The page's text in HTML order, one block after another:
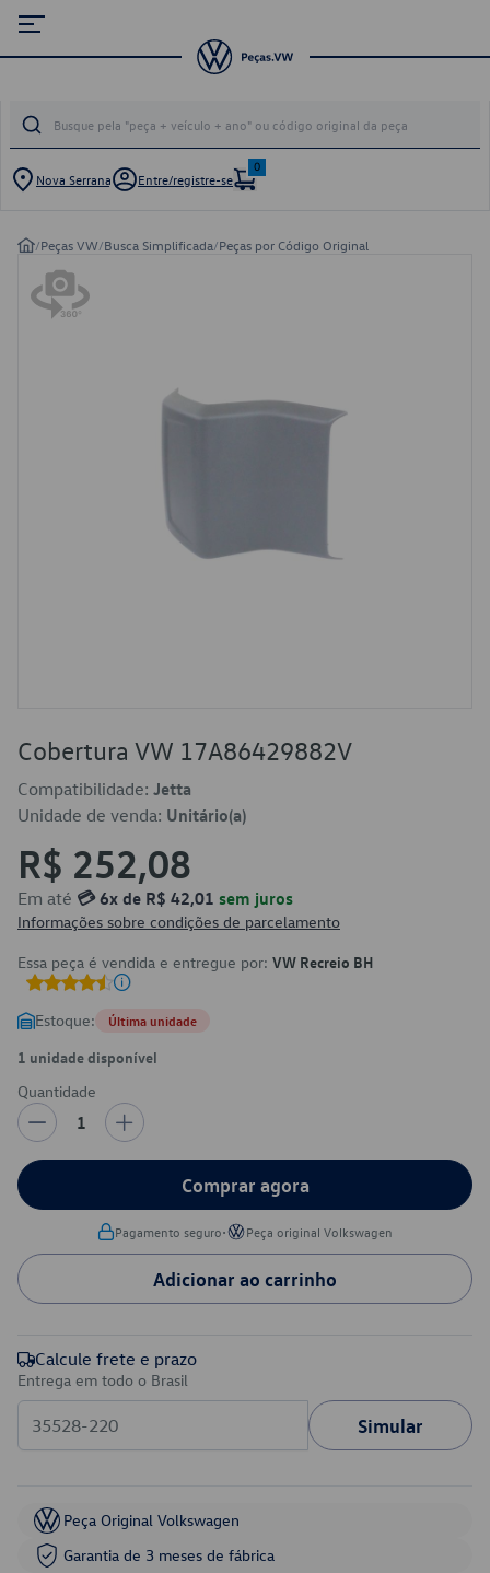
Nova Serrana Entre/registre-se
0
/Peças VW/Busca Simplificada/Peças por Código Original
Cobertura VW 17A86429882V
Compatibilidade: Jetta
Unidade de venda: Unitário(a)
R$ 252,08
Em até 💳 6x de R$ 42,01 sem juros
Informações sobre condições de parcelamento
Essa peça é vendida e entregue por: VW Recreio BH
Estoque: Última unidade
1 unidade disponível
Quantidade
1
Comprar agora
Pagamento seguro• Peça original Volkswagen
Adicionar ao carrinho
Calcule frete e prazo
Entrega em todo o Brasil
Simular
Peça Original Volkswagen
Garantia de 3 meses de fábrica